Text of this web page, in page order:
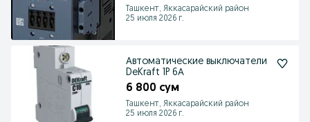
Ташкент, Яккасарайский район
25 июля 2026 г.
Автоматические выключатели
DeKraft 1P 6А
6 800 сум
Ташкент, Яккасарайский район
25 июля 2026 г.